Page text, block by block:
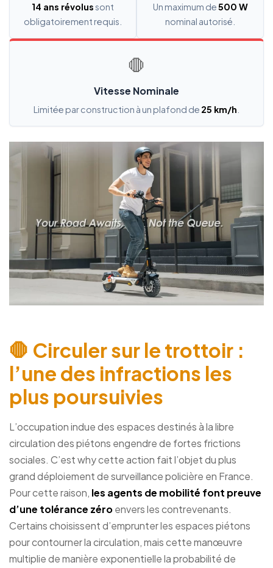
14 ans révolussont
obligatoirement requis.
Un maximum de500 W
nominal autorisé.
🛑
Vitesse Nominale
Limitée par construction à un plafond de 25 km/h
🛑 Circuler sur le trottoir :
l’une des infractions les
plus poursuivies
L’occupation indue des espaces destinés à la libre
circulation des piétons engendre de fortes frictions
sociales. C’est why cette action fait l’objet du plus
grand déploiement de surveillance policière en France.
Pour cette raison, les agents de mobilité font preuve
d’une tolérance zéroenvers les contrevenants.
Certains choisissent d’emprunter les espaces piétons
pour contourner la circulation, mais cette manœuvre
multiplie de manière exponentielle la probabilité de